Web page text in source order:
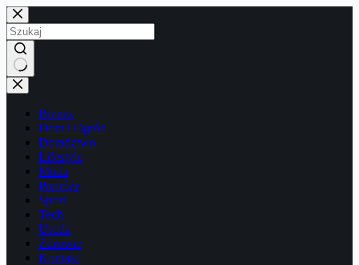
Przejdź
do
treści
Brak
wyników
Biznes
Dom i Ogród
Doradztwo
Lifestyle
Moda
Podróże
Sport
Tech
Uroda
Zdrowie
Kontakt